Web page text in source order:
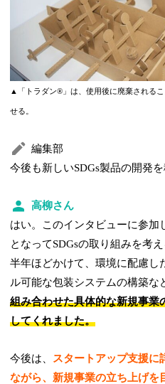
▲「トラダン®」は、使用後に廃棄される
せる。
編集部
今後も新しいSDGs製品の開発
高柳さん
はい。このインタビューに参加
となってSDGsの取り組みを考
半年ほどかけて、環境に配慮し
ル可能な包装システムの構築な
組み合わせた具体的な新規事業
してくれました。
今後は、
スタートアップ支援に
ながら、新規事業の立ち上げを